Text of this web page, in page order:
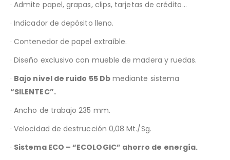
· Admite papel, grapas, clips, tarjetas de crédito…
· Indicador de depósito lleno.
· Contenedor de papel extraíble.
· Diseño exclusivo con mueble de madera y ruedas.
· Bajo nivel de ruido 55 Dbmediante sistema
“SILENTEC”.
· Ancho de trabajo 235 mm.
· Velocidad de destrucción 0,08 Mt./Sg.
· Sistema ECO – “ECOLOGIC” ahorro de energía.